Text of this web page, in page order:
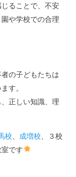
ることで、不安
や学校での合理
の子どもたちは
す。
正しい知識、理
校 成増校 、３校
です